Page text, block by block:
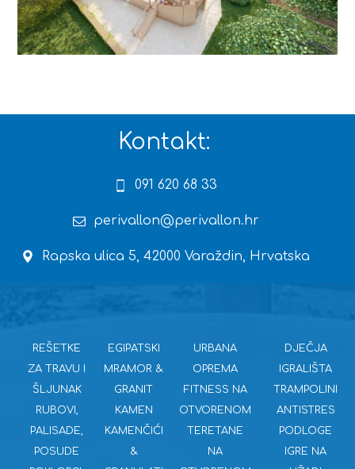
Kontakt:
091 620 68 33
perivallon@perivallon.hr
Rapska ulica 5, 42000 Varaždin, Hrvatska
REŠETKE
ZA TRAVU I
ŠLJUNAK
RUBOVI,
PALISADE,
POSUDE
EGIPATSKI
MRAMOR &
GRANIT
KAMEN
KAMENČIĆI
&
URBANA
OPREMA
FITNESS NA
OTVORENOM
TERETANE
NA
DJEČJA
IGRALIŠTA
TRAMPOLINI
ANTISTRES
PODLOGE
IGRE NA